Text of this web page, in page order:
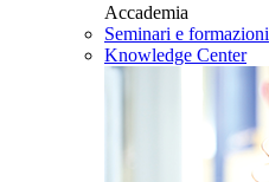
Accademia
Seminari e formazioni
Knowledge Center